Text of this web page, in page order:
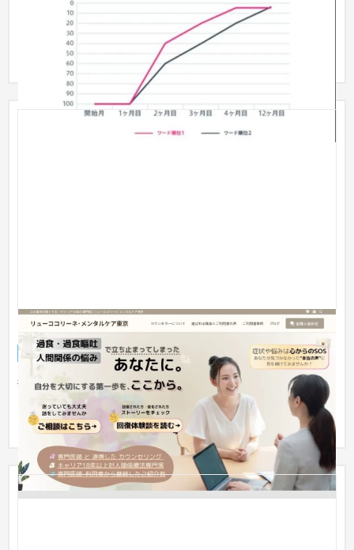
HR Techという近年注目の集まっている分野での新規事業の立
ち上げをSEOコンサルティングにてお手伝いしました。 サイト
を検索エ...
リューココリーネ・メンタルケア東京
サービスサイト クリニック 〜30万円
摂食障害や心の悩みに寄り添うカウンセリングサービス『リュ
ーココリーネ』。経験豊富なカウンセラーが、症状の背景にあ
る心の傷...